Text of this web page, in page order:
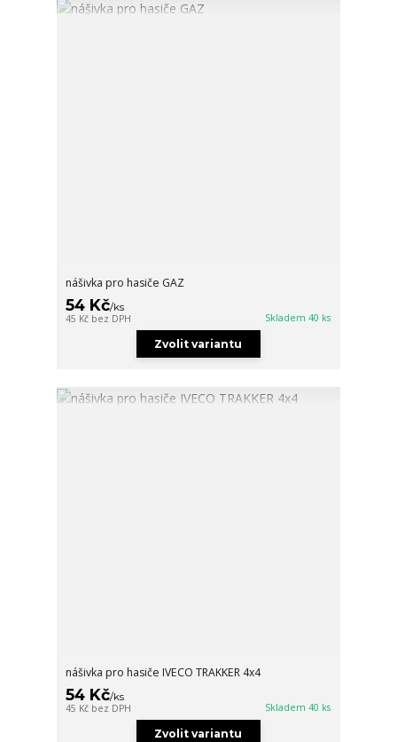
nášivka pro hasiče GAZ
54 Kč/ks
45 Kč bez DPH Skladem 40 ks
Zvolit variantu
nášivka pro hasiče IVECO TRAKKER 4x4
54 Kč/ks
45 Kč bez DPH Skladem 40 ks
Zvolit variantu